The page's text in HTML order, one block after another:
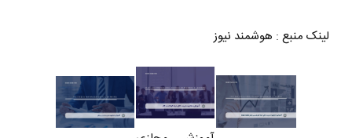
لینک منبع : هوشمند نیوز